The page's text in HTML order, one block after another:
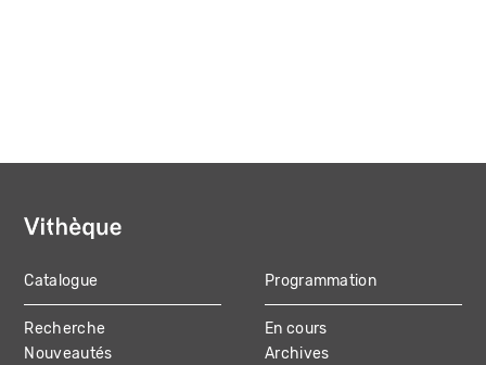
MAIN
NAVIGATION
Catalogue
Recherche
Nouveautés
Programmation
En cours
Archives